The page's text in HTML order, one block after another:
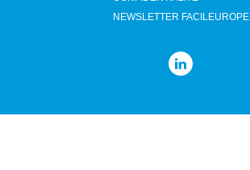
NEWSLETTER FACILEUROPE